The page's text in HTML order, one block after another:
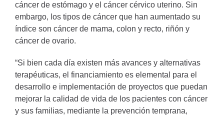
cáncer de estómago y el cáncer cérvico uterino. Sin
embargo, los tipos de cáncer que han aumentado su
índice son cáncer de mama, colon y recto, riñón y
cáncer de ovario.
“Si bien cada día existen más avances y alternativas
terapéuticas, el financiamiento es elemental para el
desarrollo e implementación de proyectos que puedan
mejorar la calidad de vida de los pacientes con cáncer
y sus familias, mediante la prevención temprana,